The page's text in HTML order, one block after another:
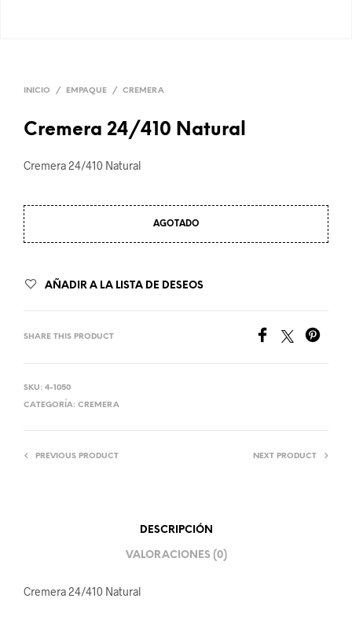
INICIO / EMPAQUE / CREMERA
Cremera 24/410 Natural
Cremera 24/410 Natural
AGOTADO
AÑADIR A LA LISTA DE DESEOS
SHARE THIS PRODUCT
SKU: 4-1050
CATEGORÍA: CREMERA
PREVIOUS PRODUCT NEXT PRODUCT
DESCRIPCIÓN
VALORACIONES (0)
Cremera 24/410 Natural